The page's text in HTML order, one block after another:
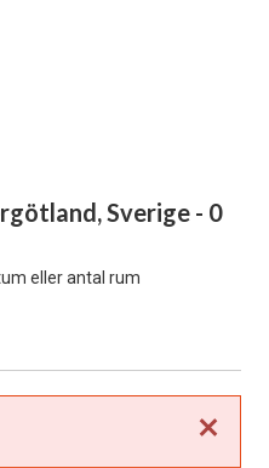
Sverige - 0
eller antal rum